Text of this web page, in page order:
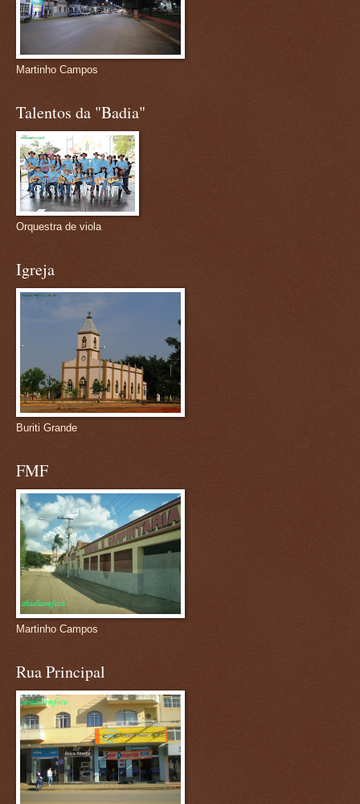
Martinho Campos
Talentos da "Badia"
Orquestra de viola
Igreja
Buriti Grande
FMF
Martinho Campos
Rua Principal